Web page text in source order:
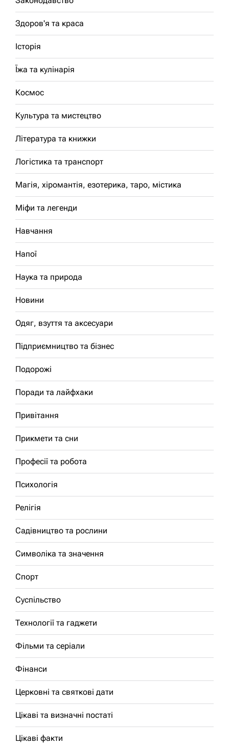
Здоров'я та краса
Історія
Їжа та кулінарія
Космос
Культура та мистецтво
Література та книжки
Логістика та транспорт
Магія, хіромантія, езотерика, таро, містика
Міфи та легенди
Навчання
Напої
Наука та природа
Новини
Одяг, взуття та аксесуари
Підприємництво та бізнес
Подорожі
Поради та лайфхаки
Привітання
Прикмети та сни
Професії та робота
Психологія
Релігія
Садівництво та рослини
Символіка та значення
Спорт
Суспільство
Технології та гаджети
Фільми та серіали
Фінанси
Церковні та святкові дати
Цікаві та визначні постаті
Цікаві факти